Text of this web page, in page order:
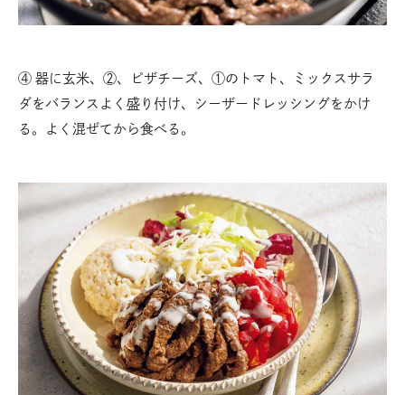
④ 器に玄米、②、ピザチーズ、①のトマト、ミックスサラ
ダをバランスよく盛り付け、シーザードレッシングをかけ
る。よく混ぜてから食べる。